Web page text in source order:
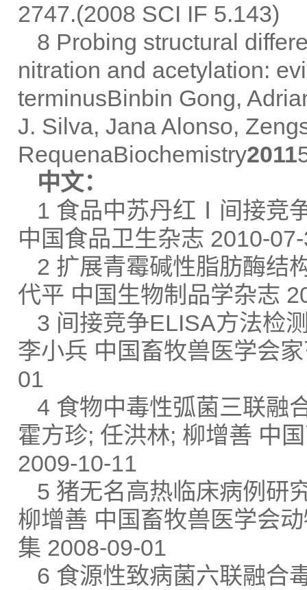
2747.(2008 SCI IF 5.143)
8 Probing structural
nitration and acetylation:
terminusBinbin Gong,
J. Silva, Jana Alonso,
RequenaBiochemistry2011
中文：
1 食品中苏丹红Ⅰ间接竞
中国食品卫生杂志 2010-
2 扩展青霉碱性脂肪酶结
代平 中国生物制品学杂志
3 间接竞争ELISA方法检
李小兵 中国畜牧兽医学会
01
4 食物中毒性弧菌三联融
霍方珍; 任洪林; 柳增善 中
2009-10-11
5 猪无名高热临床病例研
柳增善 中国畜牧兽医学会
集 2008-09-01
6 食源性致病菌六联融合